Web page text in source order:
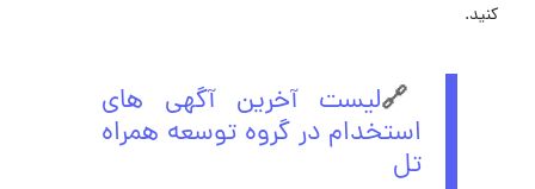
کنید.
🔗لیست آخرین آگهی های
استخدام در گروه توسعه همراه
تل